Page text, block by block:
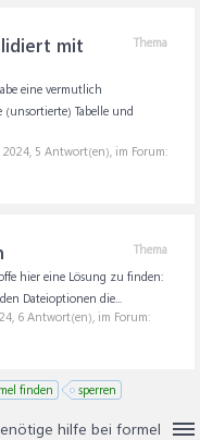
Thema
mit
eine vermutlich
(unsortierte) Tabelle und
2024 , 5 Antwort(en), im Forum:
Thema
hier eine Lösung zu finden:
Dateioptionen die...
, 6 Antwort(en), im Forum:
finden sperren
hilfe bei formel